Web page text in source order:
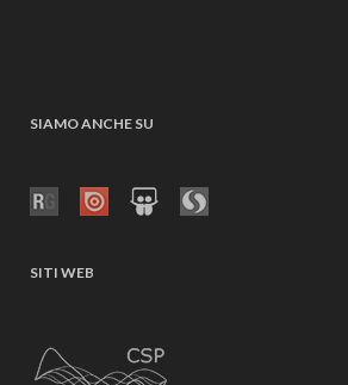
SIAMO ANCHE SU
SITI WEB